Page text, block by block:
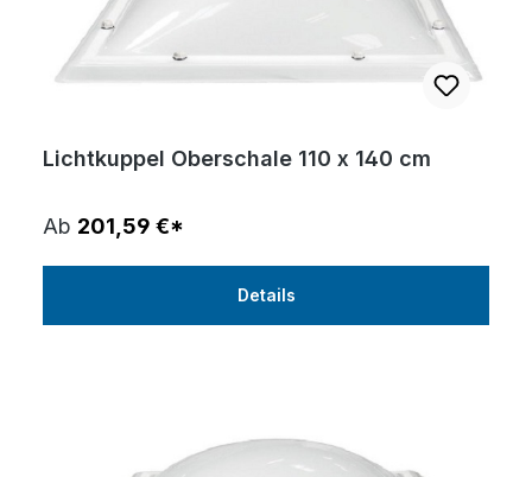
Lichtkuppel Oberschale 110 x 140 cm
Ab 201,59 €*
Details